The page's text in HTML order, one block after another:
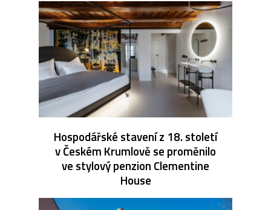
Hospodářské stavení z 18. století
v Českém Krumlově se proměnilo
ve stylový penzion Clementine
House